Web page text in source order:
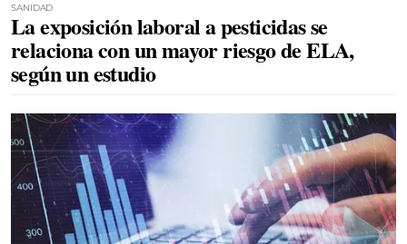
SANIDAD
La exposición laboral a pesticidas se
relaciona con un mayor riesgo de ELA,
según un estudio